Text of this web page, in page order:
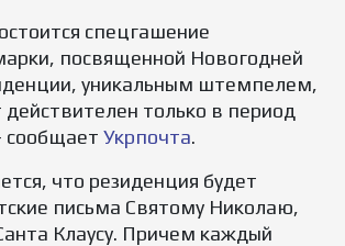
спецгашение
посвященной Новогодней
уникальным штемпелем,
действителен только в период
сообщает Укрпочта.
что резиденция будет
письма Святому Николаю,
Клаусу. Причем каждый